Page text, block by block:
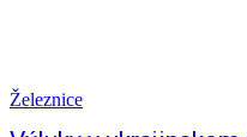
Železnice